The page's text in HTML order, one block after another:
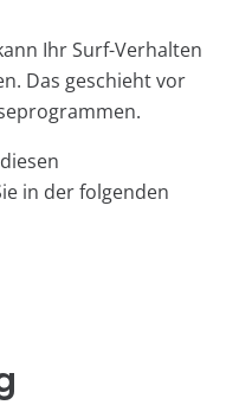
Ihr Surf-Verhalten
Das geschieht vor
in der folgenden